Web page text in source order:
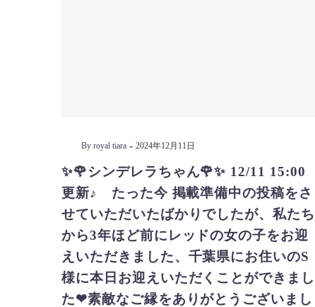
By royal tiara - 2024年12月11日
✨🌹シンデレラちゃん🌹✨ 12/11 15:00
更新♪ たった今 掲載準備中の投稿をさ
せていただいたばかりでしたが、私たち
から3年ほど前にレッドの女の子をお迎
えいただきました、千葉県にお住いのS
様に本日お迎えいただくことができまし
た❤素敵なご縁をありがとうございまし